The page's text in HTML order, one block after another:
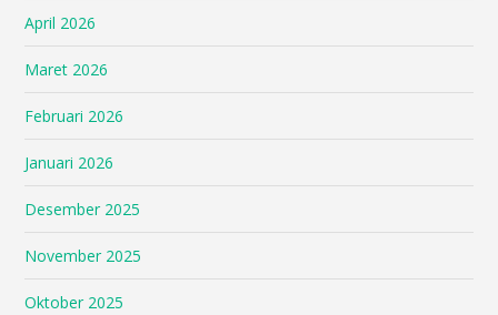
April 2026
Maret 2026
Februari 2026
Januari 2026
Desember 2025
November 2025
Oktober 2025